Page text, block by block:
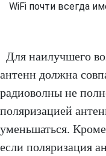
WiFi почти всегда
Для наилучшего
антенн должна
радиоволны не
поляризацией
уменьшаться. Кроме
если поляризация